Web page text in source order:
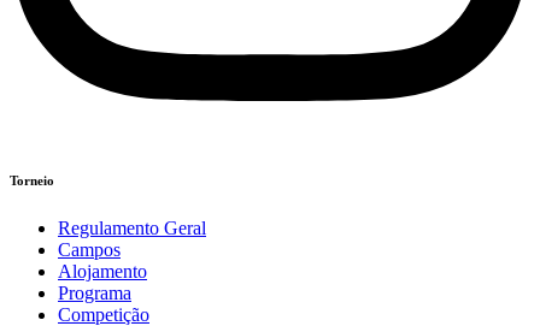
Torneio
Regulamento Geral
Campos
Alojamento
Programa
Competição